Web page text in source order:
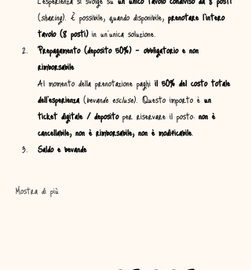
(sharing). È possibile, quando disponibile, prenotare l’intero
tavolo (8 posti) in un’unica soluzione.
Prepagamento (deposito 50%) – obbligatorio e non
rimborsabile
Al momento della prenotazione paghi il 50% del costo totale
dell’esperienza (bevande escluse). Questo importo è un
ticket digitale / deposito per riservare il posto: non è
cancellabile, non è rimborsabile, non è modificabile.
Saldo e bevande
Mostra di più